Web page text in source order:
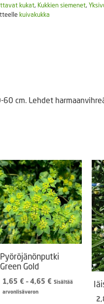
kukat, Kukkien siemenet,
kuivakukka
cm. Lehdet
Pyöröjänönputki
Green Gold
1,65 € – 4,65 € Hintaluokka:
Sisältää
arvonlisäveron